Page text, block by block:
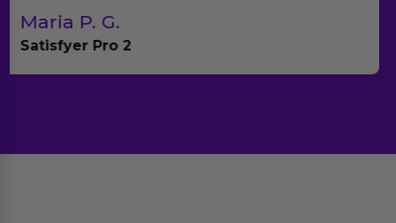
Teresa y Diego
Anna Huevo Vibrador